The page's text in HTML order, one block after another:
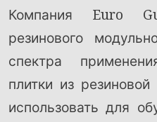
Компания Euro
резинового
спектра
плитки из
использовать для